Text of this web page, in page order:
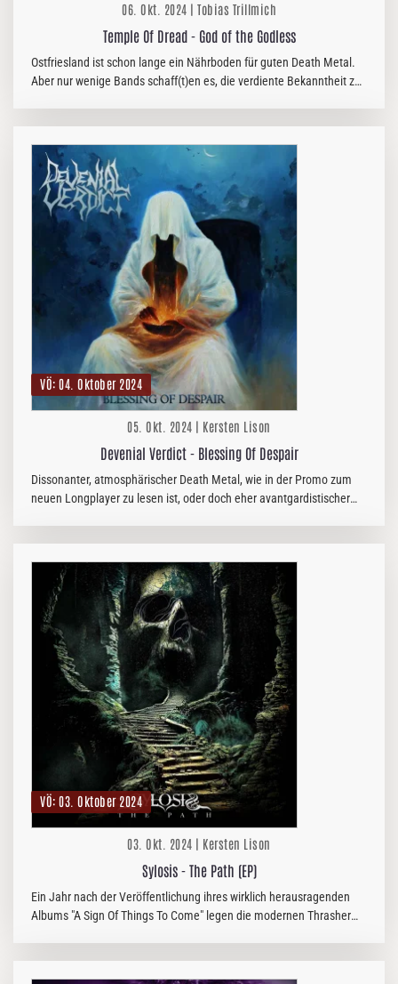
06. Okt. 2024 | Tobias Trillmich
Temple Of Dread - God of the Godless
Ostfriesland ist schon lange ein Nährboden für guten Death Metal.
Aber nur wenige Bands schaff(t)en es, die verdiente Bekanntheit zu
VÖ: 04. Oktober 2024
05. Okt. 2024 | Kersten Lison
Devenial Verdict - Blessing Of Despair
Dissonanter, atmosphärischer Death Metal, wie in der Promo zum
neuen Longplayer zu lesen ist, oder doch eher avantgardistischer
VÖ: 03. Oktober 2024
03. Okt. 2024 | Kersten Lison
Sylosis - The Path (EP)
Ein Jahr nach der Veröffentlichung ihres wirklich herausragenden
Albums "A Sign Of Things To Come" legen die modernen Thrasher